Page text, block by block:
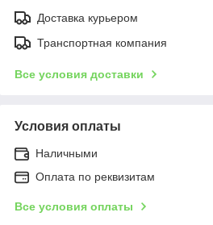
Доставка курьером
Транспортная компания
Все условия доставки
Условия оплаты
Наличными
Оплата по реквизитам
Все условия оплаты